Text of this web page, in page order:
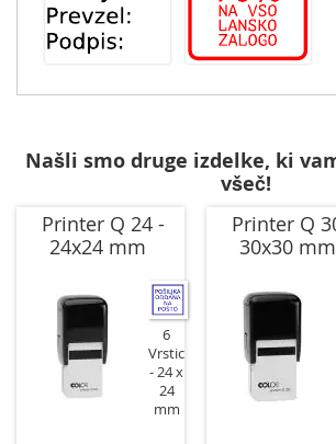
Našli smo druge izdelke, ki
všeč!
Printer Q 24 -
24x24 mm
6
Vrstic
24 x
24
mm
Printer Q
30x30 mm